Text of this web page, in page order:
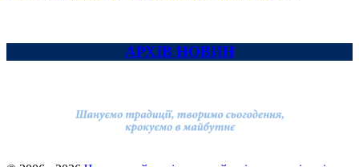
АРХІВ НОВИН